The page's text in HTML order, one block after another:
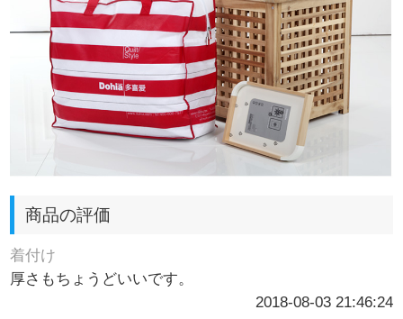
商品の評価
着付け
厚さもちょうどいいです。
2018-08-03 21:46:24